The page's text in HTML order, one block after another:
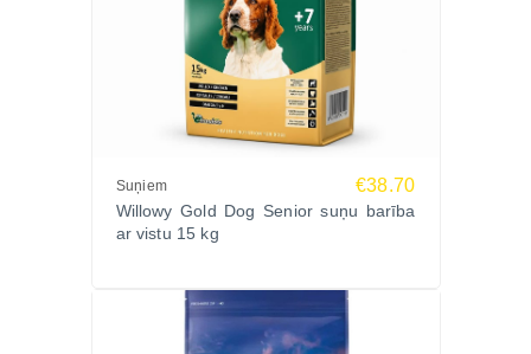
Suņiem €38.70
Willowy Gold Dog Senior suņu barība
ar vistu 15 kg